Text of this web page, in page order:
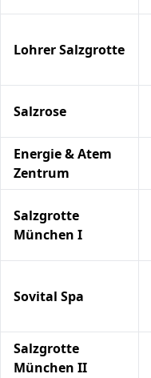
Lohrer Salzgrotte
Salzrose
Energie & Atem
Zentrum
Salzgrotte
München I
Sovital Spa
Salzgrotte
München II